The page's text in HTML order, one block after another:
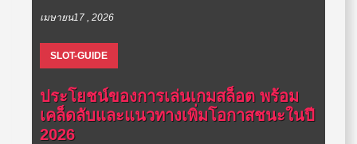
เมษายน17 , 2026
SLOT-GUIDE
ประโยชน์ของการเล่นเกมสล็อต พร้อม
เคล็ดลับและแนวทางเพิ่มโอกาสชนะในปี
2026